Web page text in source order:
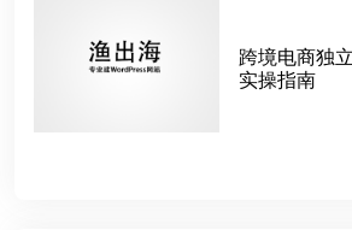
跨境电商独
实操指南